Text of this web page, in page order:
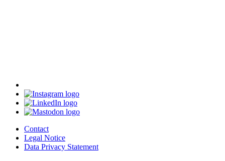
Contact
Legal Notice
Data Privacy Statement